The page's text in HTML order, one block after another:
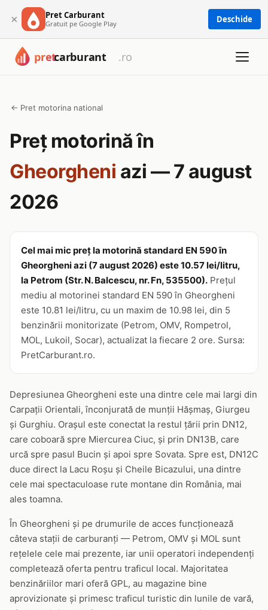
× Pret Carburant
Gratuit pe Google Play Deschide
← Pret motorina national
Preț motorină în
Gheorgheni azi — 7 august
2026
Cel mai mic preț la motorină standard EN 590 în
Gheorgheni azi (7 august 2026) este 10.57 lei/litru,
la Petrom (Str. N. Balcescu, nr. Fn, 535500). Prețul
mediu al motorinei standard EN 590 în Gheorgheni
este 10.81 lei/litru, cu un maxim de 10.98 lei, din 5
benzinării monitorizate (Petrom, OMV, Rompetrol,
MOL, Lukoil, Socar), actualizat la fiecare 2 ore. Sursa:
PretCarburant.ro.
Depresiunea Gheorgheni este una dintre cele mai largi din
Carpații Orientali, înconjurată de munții Hășmaș, Giurgeu
și Gurghiu. Orașul este conectat la restul țării prin DN12,
care coboară spre Miercurea Ciuc, și prin DN13B, care
urcă spre pasul Bucin și apoi spre Sovata. Spre est, DN12C
duce direct la Lacu Roșu și Cheile Bicazului, una dintre
cele mai spectaculoase rute montane din România, mai
ales toamna.
În Gheorgheni și pe drumurile de acces funcționează
câteva stații de carburanți — Petrom, OMV și MOL sunt
rețelele cele mai prezente, iar unii operatori independenți
completează oferta pentru traficul local. Majoritatea
benzinăriilor mari oferă GPL, au magazine bine
aprovizionate și primesc traficul turistic din lunile de vară,